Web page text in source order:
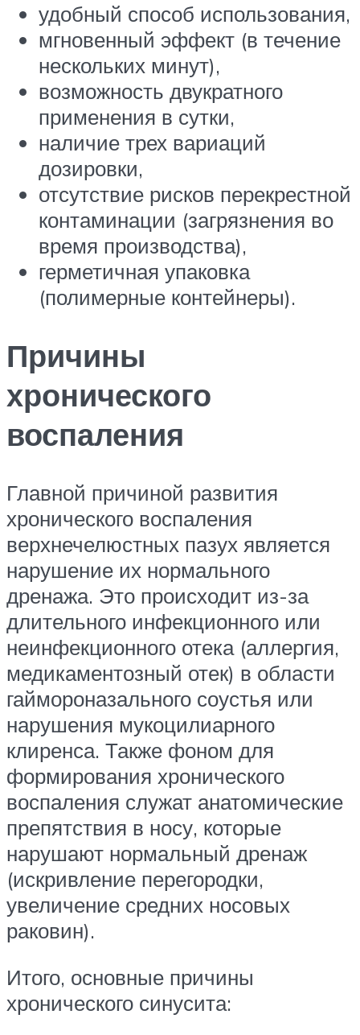
удобный способ использования,
мгновенный эффект (в течение
нескольких минут),
возможность двукратного
применения в сутки,
наличие трех вариаций
дозировки,
отсутствие рисков перекрестной
контаминации (загрязнения во
время производства),
герметичная упаковка
(полимерные контейнеры).
Причины
хронического
воспаления
Главной причиной развития
хронического воспаления
верхнечелюстных пазух является
нарушение их нормального
дренажа. Это происходит из-за
длительного инфекционного или
неинфекционного отека (аллергия,
медикаментозный отек) в области
гаймороназального соустья или
нарушения мукоцилиарного
клиренса. Также фоном для
формирования хронического
воспаления служат анатомические
препятствия в носу, которые
нарушают нормальный дренаж
(искривление перегородки,
увеличение средних носовых
раковин).
Итого, основные причины
хронического синусита: